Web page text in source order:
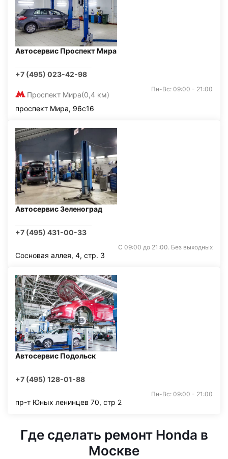
Автосервис Проспект Мира
+7 (495) 023-42-98
Проспект Мира(0,4 км)
Пн-Вс: 09:00 - 21:00
проспект Мира, 96с16
Автосервис Зеленоград
+7 (495) 431-00-33
С 09:00 до 21:00. Без выходных
Сосновая аллея, 4, стр. 3
Автосервис Подольск
+7 (495) 128-01-88
Пн-Вс: 09:00 - 21:00
пр-т Юных ленинцев 70, стр 2
Где сделать ремонт Honda в
Москве